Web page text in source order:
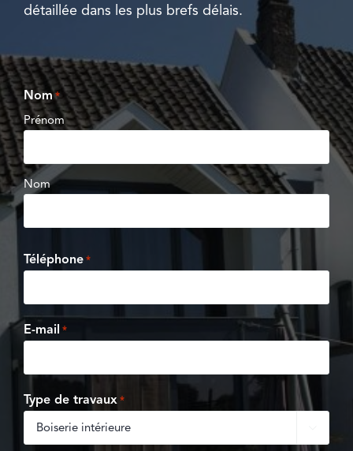
détaillée dans les plus brefs délais.
Nom *
Prénom
Nom
Téléphone *
E-mail *
Type de travaux *